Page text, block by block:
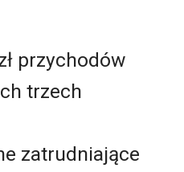
przychodów
trzech
zatrudniające